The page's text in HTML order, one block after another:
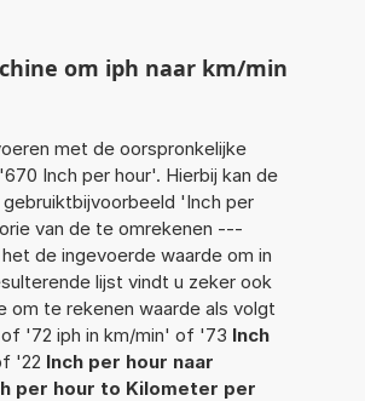
om iph naar km/min
met de oorspronkelijke
Inch per hour'. Hierbij kan de
'Inch per
van de te omrekenen ---
de ingevoerde waarde om in
lijst vindt u zeker ook
om te rekenen waarde als volgt
'72 iph in km/min' of '73 Inch
'22 Inch per hour naar
per hour to Kilometer per